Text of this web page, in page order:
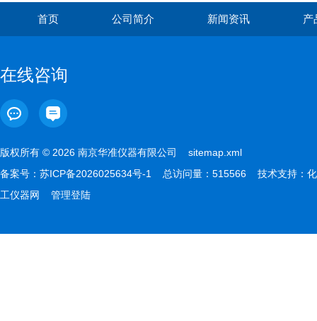
首页 公司简介 新闻资讯 产
在线咨询
版权所有 © 2026 南京华准仪器有限公司 sitemap.xml
备案号： 苏ICP备2026025634号-1 总访问量：515566 技术支持： 化
工仪器网
管理登陆